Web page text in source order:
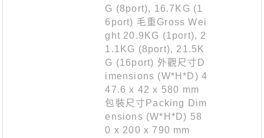
G (8port), 16.7KG (1
6port) 毛重Gross Wei
ght 20.9KG (1port), 2
1.1KG (8port), 21.5K
G (16port) 外觀尺寸D
imensions (W*H*D) 4
47.6 x 42 x 580 mm
包裝尺寸Packing Dim
ensions (W*H*D) 58
0 x 200 x 790 mm